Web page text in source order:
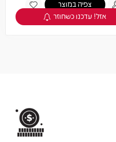
צפיה במוצר
אזל! עדכנו כשחוזר